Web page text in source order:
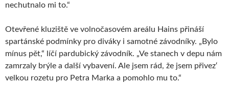
nechutnalo mi to.“
Otevřené kluziště ve volnočasovém areálu Hains přináší
spartánské podmínky pro diváky i samotné závodníky. „Bylo
mínus pět,“ líčí pardubický závodník. „Ve stanech v depu nám
zamrzaly brýle a další vybavení. Ale jsem rád, že jsem přivez‘
velkou rozetu pro Petra Marka a pomohlo mu to.“